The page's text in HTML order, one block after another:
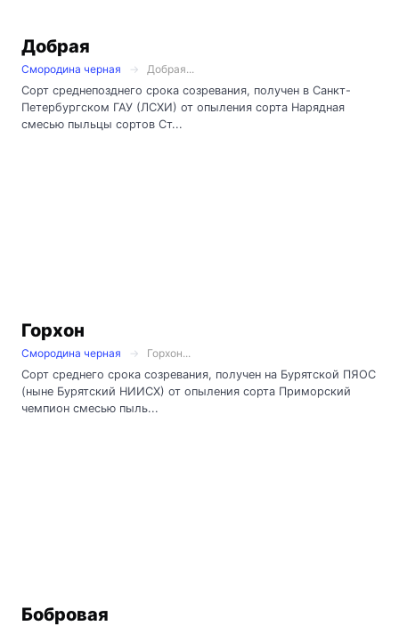
Добрая
Смородина черная
Добрая...
Сорт среднепозднего срока созревания, получен в Санкт-
Петербургском ГАУ (ЛСХИ) от опыления сорта Нарядная
смесью пыльцы сортов Ст...
Горхон
Смородина черная
Горхон...
Сорт среднего срока созревания, получен на Бурятской ПЯОС
(ныне Бурятский НИИСХ) от опыления сорта Приморский
чемпион смесью пыль...
Бобровая